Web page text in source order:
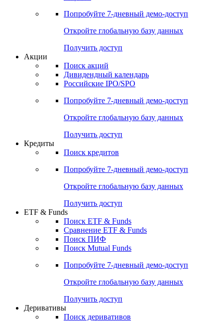
Cbonds Pages
Опросы
Попробуйте7-дневный
Откройте глобальную базу данных
Получить доступ
Поиск акций
Российские IPO/SPO
Попробуйте7-дневный
Откройте глобальную базу данных
Получить доступ
Поиск кредитов
Попробуйте7-дневный
Откройте глобальную базу данных
Получить доступ
ETF & Funds
Сравнение ETF & Funds
Поиск Mutual Funds
Попробуйте7-дневный
Откройте глобальную базу данных